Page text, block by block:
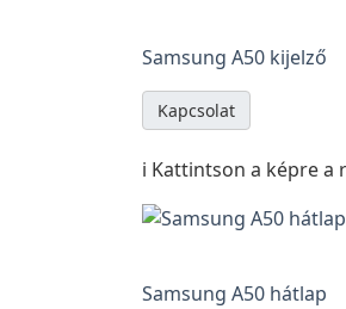
Samsung A50 kijelző
Kapcsolat
ℹ️ Kattintson a képre a
Samsung A50 hátlap